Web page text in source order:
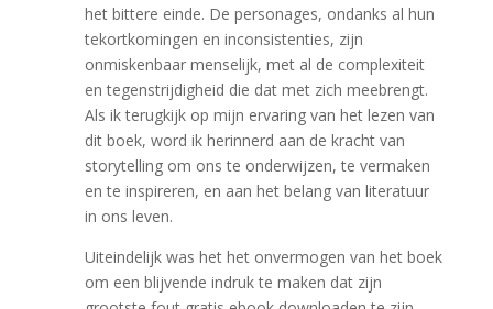
het bittere einde. De personages, ondanks al hun
tekortkomingen en inconsistenties, zijn
onmiskenbaar menselijk, met al de complexiteit
en tegenstrijdigheid die dat met zich meebrengt.
Als ik terugkijk op mijn ervaring van het lezen van
dit boek, word ik herinnerd aan de kracht van
storytelling om ons te onderwijzen, te vermaken
en te inspireren, en aan het belang van literatuur
in ons leven.
Uiteindelijk was het het onvermogen van het boek
om een blijvende indruk te maken dat zijn